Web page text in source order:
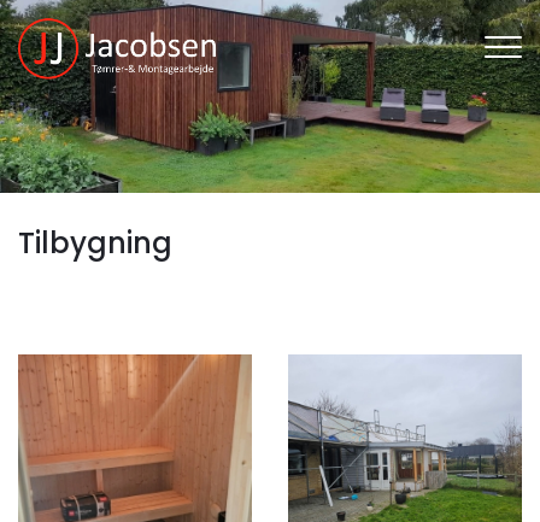
Gå
til
hovedindhold
Tilbygning